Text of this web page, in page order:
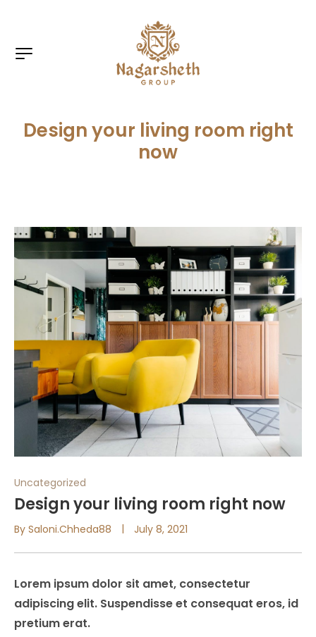
Design your living room right
now
Uncategorized
Design your living room right now
By Saloni.chheda88 July 8, 2021
Lorem ipsum dolor sit amet, consectetur
adipiscing elit. Suspendisse et consequat eros, id
pretium erat.